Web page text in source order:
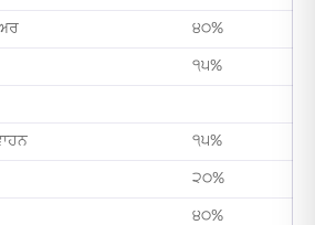
੪੦%
੧੫%
੧੫%
੨੦%
੪੦%